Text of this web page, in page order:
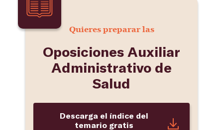
Quieres preparar las
Oposiciones Auxiliar
Administrativo de
Salud
Descarga el índice del
temario gratis